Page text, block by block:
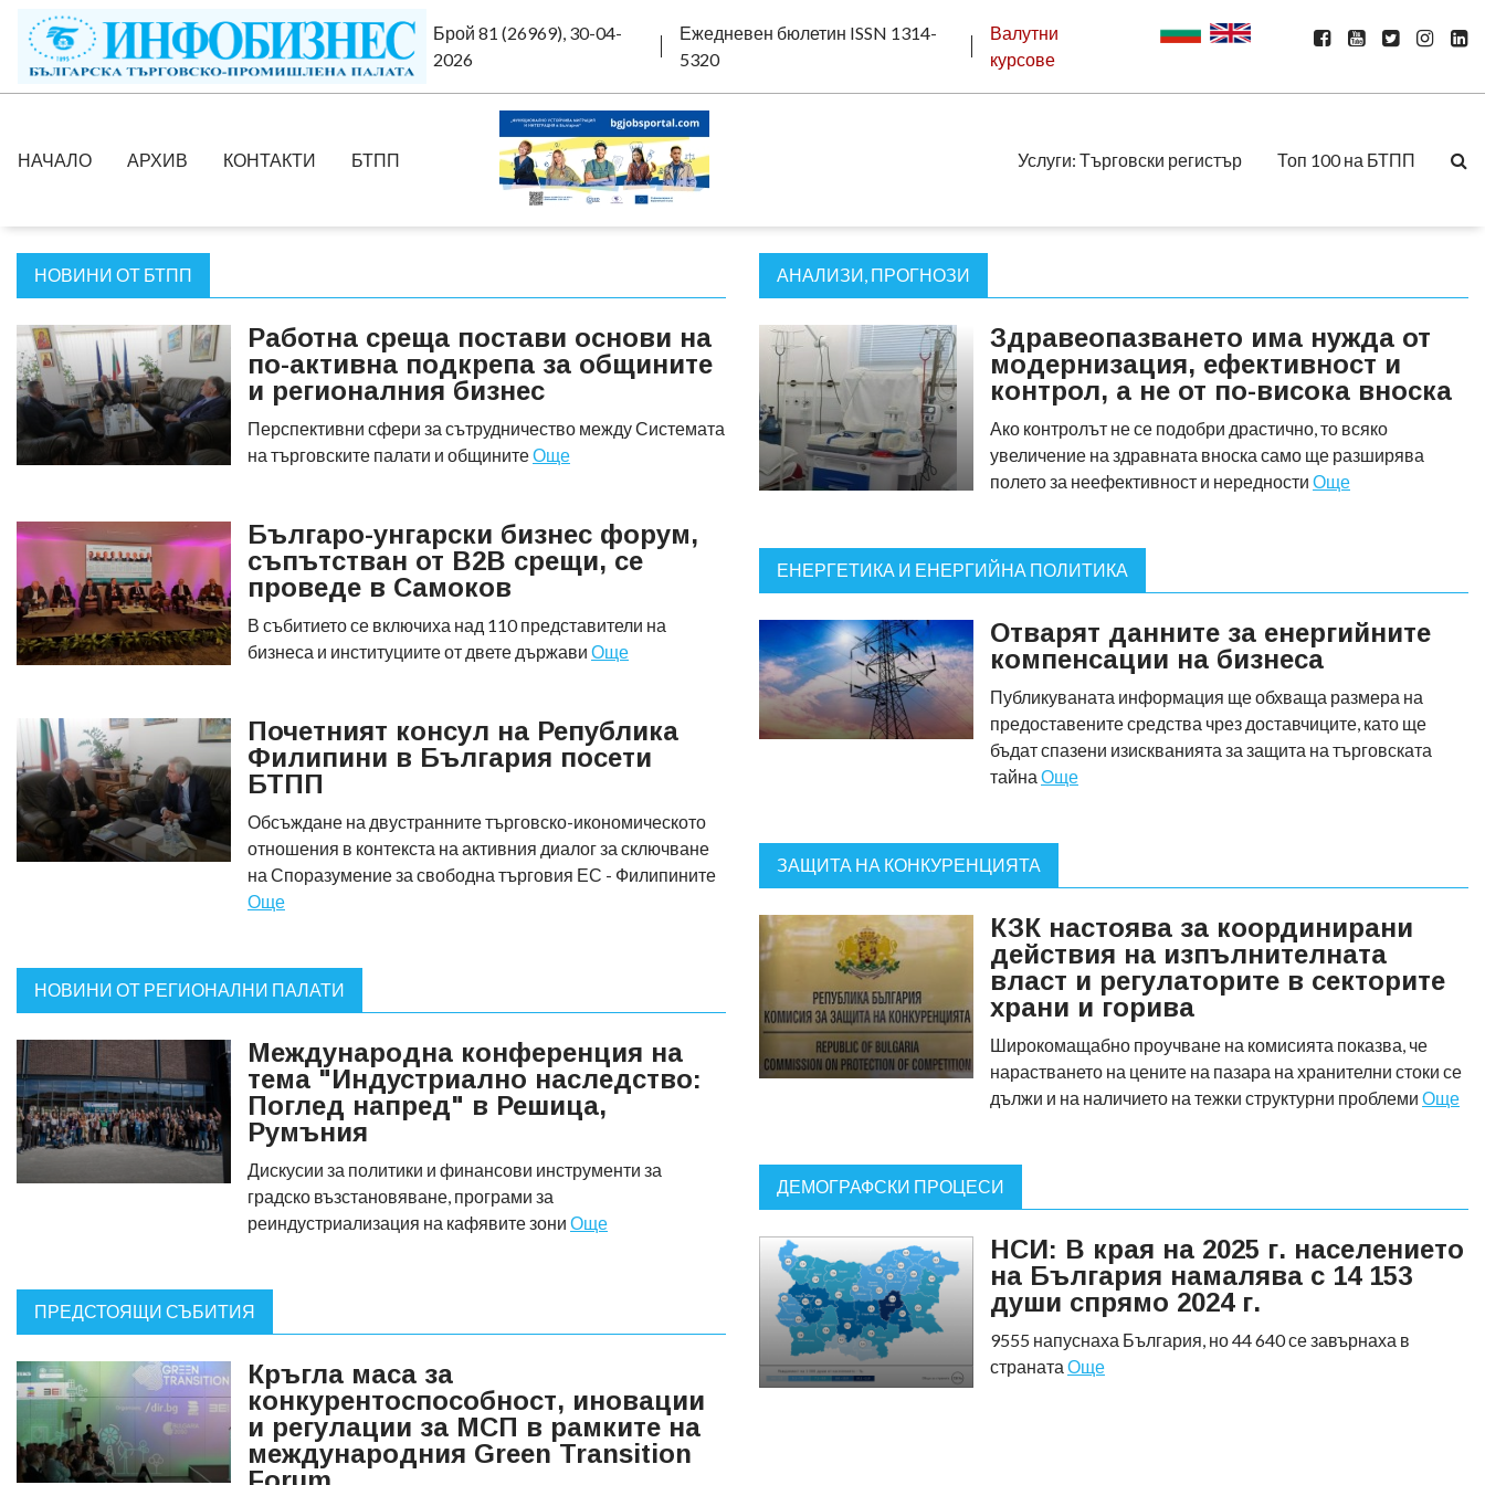
Брой 81 (26969), 30-04-
2026
Ежедневен бюлетин ISSN 1314-
5320
Валутни
курсове
НАЧАЛО АРХИВ КОНТАКТИ БТПП Услуги: Търговски регистър Топ 100 на БТПП
НОВИНИ ОТ БТПП
Работна среща постави основи на
по-активна подкрепа за общините
и регионалния бизнес
Перспективни сфери за сътрудничество между Системата
на търговските палати и общинитеОще
Българо-унгарски бизнес форум,
съпътстван от B2B срещи, се
проведе в Самоков
В събитието се включиха над 110 представители на
бизнеса и институциите от двете държави Още
Почетният консул на Република
Филипини в България посети
БТПП
Обсъждане на двустранните търговско-икономическото
отношения в контекста на активния диалог за сключване
на Споразумение за свободна търговия ЕС - Филипините
Още
НОВИНИ ОТ РЕГИОНАЛНИ ПАЛАТИ
Международна конференция на
тема "Индустриално наследство:
Поглед напред" в Решица,
Румъния
Дискусии за политики и финансови инструменти за
градско възстановяване, програми за
реиндустриализация на кафявите зони Още
ПРЕДСТОЯЩИ СЪБИТИЯ
Кръгла маса за
конкурентоспособност, иновации
и регулации за МСП в рамките на
международния Green Transition
АНАЛИЗИ, ПРОГНОЗИ
Здравеопазването има нужда от
модернизация, ефективност и
контрол, а не от по-висока вноска
Ако контролът не се подобри драстично, то всяко
увеличение на здравната вноска само ще разширява
полето за неефективност и нередности Още
ЕНЕРГЕТИКА И ЕНЕРГИЙНА ПОЛИТИКА
Отварят данните за енергийните
компенсации на бизнеса
Публикуваната информация ще обхваща размера на
предоставените средства чрез доставчиците, като ще
бъдат спазени изискванията за защита на търговската
тайна Още
ЗАЩИТА НА КОНКУРЕНЦИЯТА
КЗК настоява за координирани
действия на изпълнителната
власт и регулаторите в секторите
храни и горива
Широкомащабно проучване на комисията показва, че
нарастването на цените на пазара на хранителни стоки се
дължи и на наличието на тежки структурни проблеми Още
ДЕМОГРАФСКИ ПРОЦЕСИ
НСИ: В края на 2025 г. населението
на България намалява с 14 153
души спрямо 2024 г.
9555 напуснаха България, но 44 640 се завърнаха в
страната Още